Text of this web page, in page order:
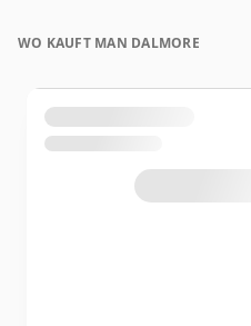
WO KAUFT MAN DALMORE